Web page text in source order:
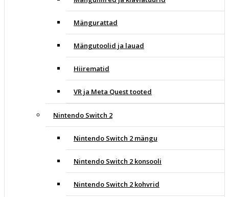
Mängurattad
Mängutoolid ja lauad
Hiirematid
VR ja Meta Quest tooted
Nintendo Switch 2
Nintendo Switch 2 mängu
Nintendo Switch 2 konsooli
Nintendo Switch 2 kohvrid